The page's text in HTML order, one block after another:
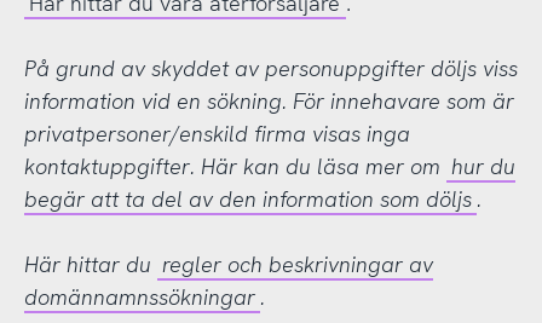
På grund av skyddet av personuppgifter döljs viss
information vid en sökning. För innehavare som är
privatpersoner/enskild firma visas inga
kontaktuppgifter. Här kan du läsa mer om hur du
begär att ta del av den information som döljs .
Här hittar du regler och beskrivningar av
domännamnssökningar .